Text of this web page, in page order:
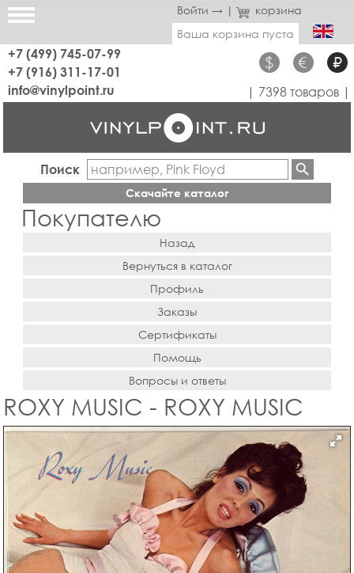
Войти → |
корзина
Ваша корзина пуста
+7 (499) 745-07-99
+7 (916) 311-17-01
$ € ₽
info@vinylpoint.ru | 7398 товаров |
Поиск
Скачайте каталог
Покупателю
Назад
Вернуться в каталог
Профиль
Заказы
Сертификаты
Помощь
Вопросы и ответы
ROXY MUSIC - ROXY MUSIC